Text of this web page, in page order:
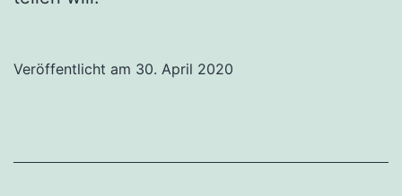
Veröffentlicht am 30. April 2020